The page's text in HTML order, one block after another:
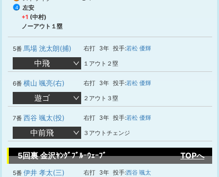
4
左安
+1 (中村)
ノーアウト１塁
5番 馬場 洸太朗(捕) 右打 3年 投手:若松 優輝
中飛 １アウト２塁
6番 横山 颯亮(右) 右打 3年 投手:若松 優輝
遊ゴ ２アウト３塁
7番 西谷 颯太(投) 右打 3年 投手:若松 優輝
中前飛 ３アウトチェンジ
5回裏 金沢ﾔﾝｸﾞﾌﾞﾙｰｳｪｰﾌﾞ TOPへ
5番 伊井 孝太(三) 右打 3年 投手:西谷 颯太